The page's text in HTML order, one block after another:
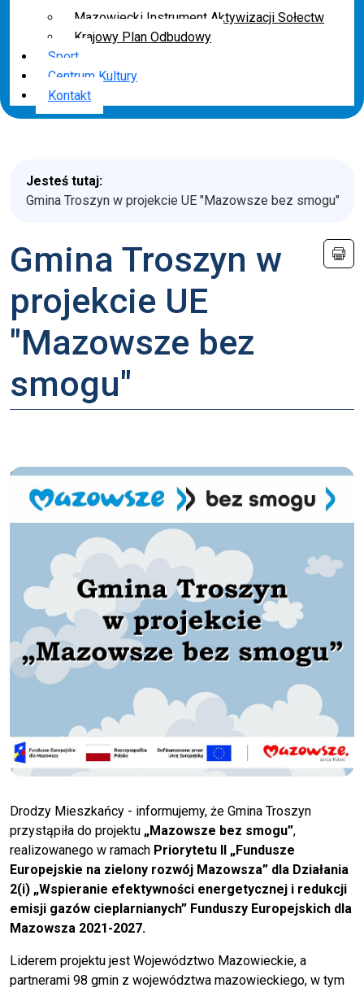
Mazowiecki Instrument Aktywizacji Sołectw
Krajowy Plan Odbudowy
Sport
Centrum Kultury
Kontakt
Jesteś tutaj:
Gmina Troszyn w projekcie UE "Mazowsze bez smogu"
Gmina Troszyn w
projekcie UE
"Mazowsze bez
smogu"
Odsłon: 1862
Drodzy Mieszkańcy - informujemy, że Gmina Troszyn
przystąpiła do projektu „Mazowsze bez smogu”,
realizowanego w ramach Priorytetu II „Fundusze
Europejskie na zielony rozwój Mazowsza” dla Działania
2(i) „Wspieranie efektywności energetycznej i redukcji
emisji gazów cieplarnianych” Funduszy Europejskich dla
Mazowsza 2021-2027.
Liderem projektu jest Województwo Mazowieckie, a
partnerami 98 gmin z województwa mazowieckiego, w tym